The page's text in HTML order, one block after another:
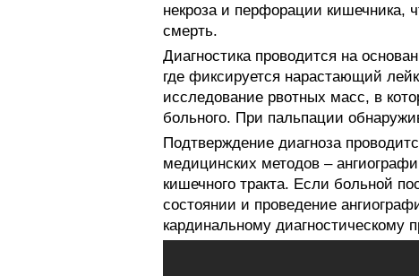
некроза и перфорации кишечника,
смерть.
Диагностика проводится на
где фиксируется нарастающий
исследование рвотных масс, в
больного. При пальпации
Подтверждение диагноза
медицинских методов –
кишечного тракта. Если больной
состоянии и проведение
кардинальному